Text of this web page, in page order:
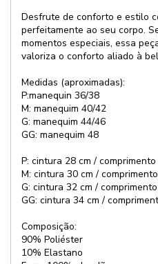
Desfrute de conforto e estilo
perfeitamente ao seu corpo.
momentos especiais, essa
valoriza o conforto aliado à
Medidas (aproximadas):
P:manequin 36/38
M: manequim 40/42
G: manequim 44/46
GG: manequim 48
P: cintura 28 cm /
M: cintura 30 cm /
G: cintura 32 cm /
GG: cintura 34 cm /
Composição:
90% Poliéster
10% Elastano